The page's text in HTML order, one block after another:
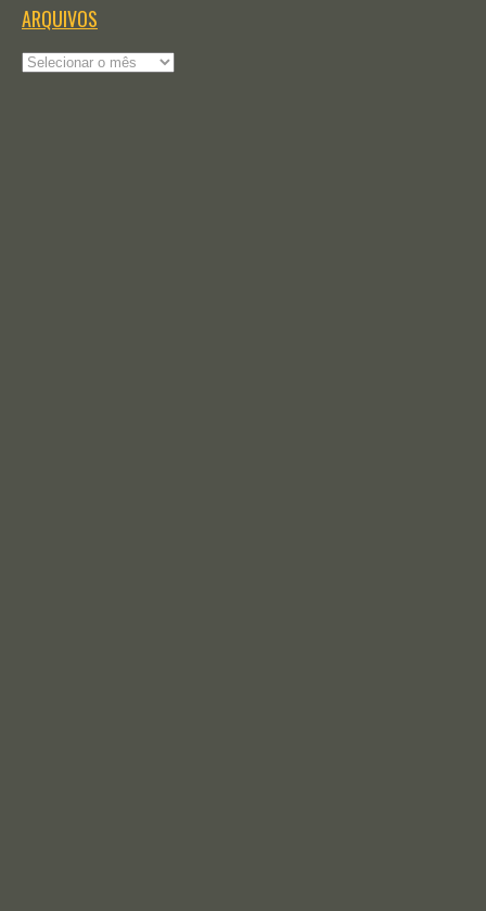
ARQUIVOS
Arquivos